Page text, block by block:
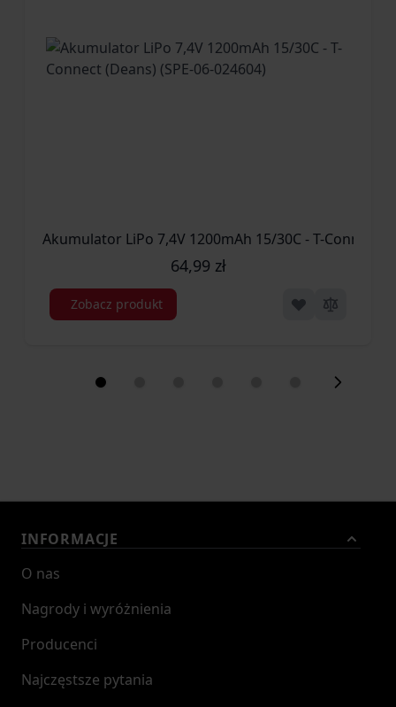
Akumulator LiPo 7,4V 1200mAh 15/30C - T-Connect
64,99 zł
Zobacz produkt
INFORMACJE
O nas
Nagrody i wyróżnienia
Producenci
Najczęstsze pytania